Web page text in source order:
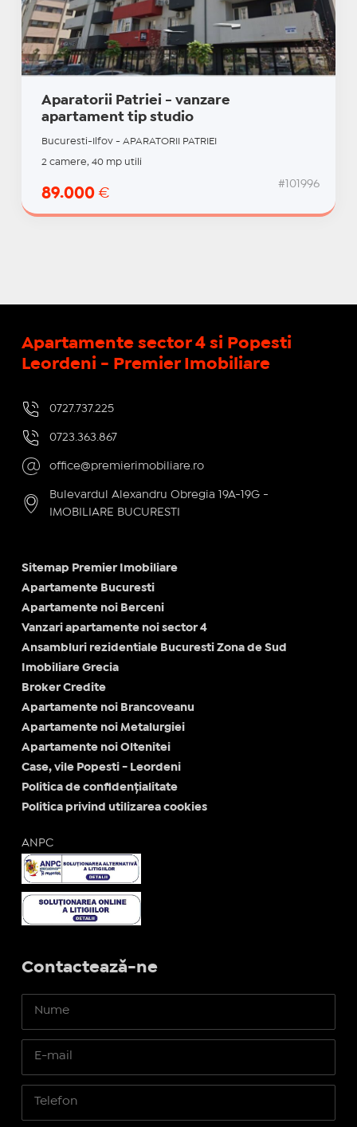
Aparatorii Patriei - vanzare
apartament tip studio
Bucuresti-Ilfov - APARATORII PATRIEI
2 camere, 40 mp utili
89.000 €
#101996
Apartamente sector 4 si Popesti
Leordeni - Premier Imobiliare
0727.737.225
0723.363.867
office@premierimobiliare.ro
Bulevardul Alexandru Obregia 19A-19G -
IMOBILIARE BUCURESTI
Sitemap Premier Imobiliare
Apartamente Bucuresti
Apartamente noi Berceni
Vanzari apartamente noi sector 4
Ansambluri rezidentiale Bucuresti Zona de Sud
Imobiliare Grecia
Broker Credite
Apartamente noi Brancoveanu
Apartamente noi Metalurgiei
Apartamente noi Oltenitei
Case, vile Popesti - Leordeni
Politica de confidențialitate
Politica privind utilizarea cookies
ANPC
Contactează-ne